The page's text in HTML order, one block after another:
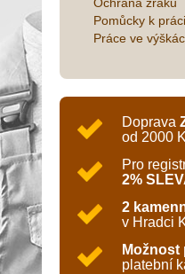
Pomůcky k práci
Práce ve
Doprava
od 2000
Pro
2%
2
v Hradci
Možnost
platební